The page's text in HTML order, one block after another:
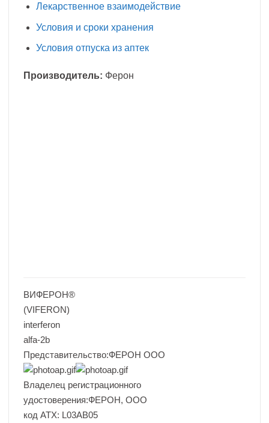
Лекарственное взаимодействие
Условия и сроки хранения
Условия отпуска из аптек
Производитель: Ферон
ВИФЕРОН®
(VIFERON)
interferon
alfa-2b
Представительство:ФЕРОН ООО
Владелец регистрационного
удостоверения:ФЕРОН, ООО
код ATX: L03AB05